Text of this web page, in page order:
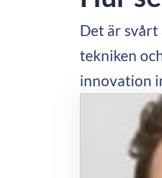
Det är
tekniken
innovation